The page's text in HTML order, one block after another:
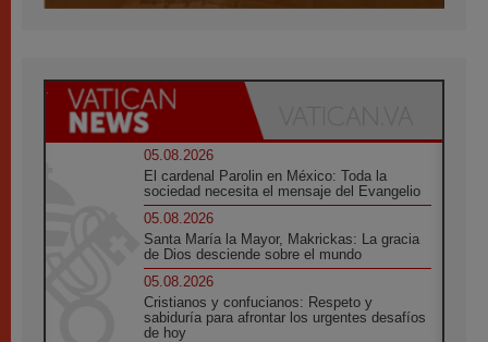
05.08.2026
El cardenal Parolin en México: Toda la
sociedad necesita el mensaje del Evangelio
05.08.2026
Santa María la Mayor, Makrickas: La gracia
de Dios desciende sobre el mundo
05.08.2026
Cristianos y confucianos: Respeto y
sabiduría para afrontar los urgentes desafíos
de hoy